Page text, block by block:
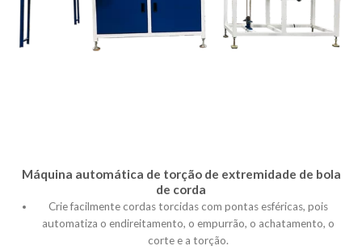
Máquina automática de torção de extremidade de bola
de corda
Crie facilmente cordas torcidas com pontas esféricas, pois
automatiza o endireitamento, o empurrão, o achatamento, o
corte e a torção.